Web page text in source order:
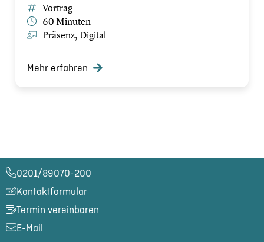
Vortrag
60 Minuten
Präsenz, Digital
Mehr erfahren
0201/89070-200​
Kontaktformular
Termin vereinbaren
E-Mail